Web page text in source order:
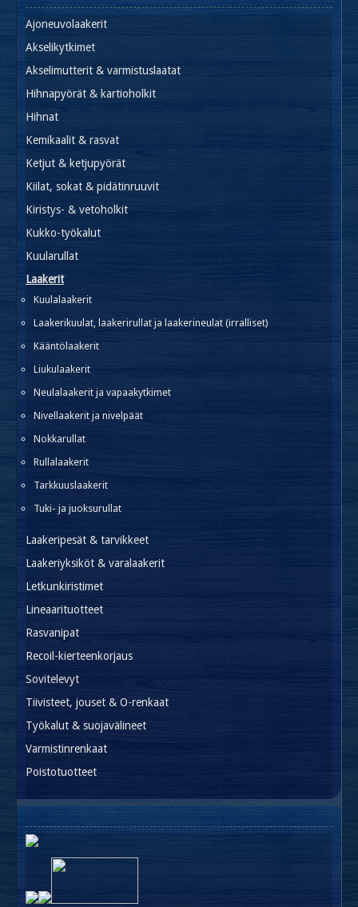
Ajoneuvolaakerit
Akselikytkimet
Akselimutterit & varmistuslaatat
Hihnapyörät & kartioholkit
Hihnat
Kemikaalit & rasvat
Ketjut & ketjupyörät
Kiilat, sokat & pidätinruuvit
Kiristys- & vetoholkit
Kukko-työkalut
Kuularullat
Laakerit
Kuulalaakerit
Laakerikuulat, laakerirullat ja laakerineulat (irralliset)
Kääntölaakerit
Liukulaakerit
Neulalaakerit ja vapaakytkimet
Nivellaakerit ja nivelpäät
Nokkarullat
Rullalaakerit
Tarkkuuslaakerit
Tuki- ja juoksurullat
Laakeripesät & tarvikkeet
Laakeriyksiköt & varalaakerit
Letkunkiristimet
Lineaarituotteet
Rasvanipat
Recoil-kierteenkorjaus
Sovitelevyt
Tiivisteet, jouset & O-renkaat
Työkalut & suojavälineet
Varmistinrenkaat
Poistotuotteet